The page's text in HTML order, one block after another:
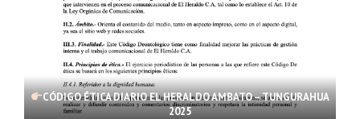
CÓDIGO ÉTICA DIARIO EL HERALDO AMBATO – TUNGURAHUA
2025